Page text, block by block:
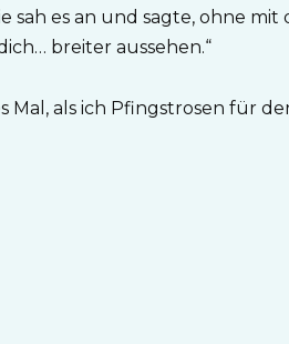
sah es an und sagte, ohne
breiter aussehen.“
Mal, als ich Pfingstrosen für